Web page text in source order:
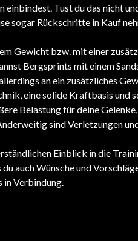
einbindest. Tust du das nicht
sogar Rückschritte in Kauf
Gewicht bzw. mit einer
Bergsprints mit einem
an ein zusätzliches
eine solide Kraftbasis und
Belastung für deine
sind Verletzungen
Einblick in die
auch Wünsche und
in Verbindung.